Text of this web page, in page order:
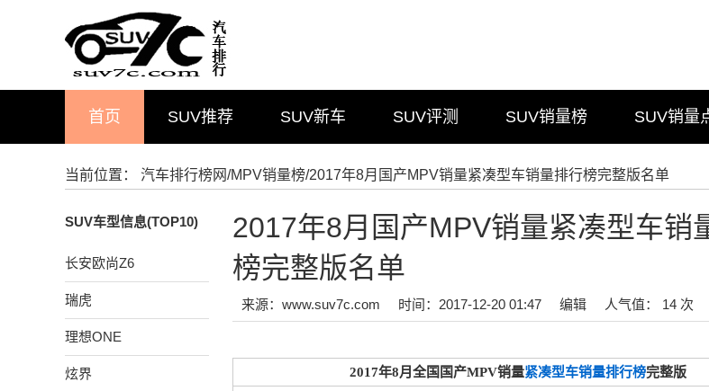
首页 SUV推荐 SUV新车 SUV评测 SUV销量榜 SUV销量
当前位置： 汽车排行榜网/MPV销量榜/2017年8月国产MPV销量紧凑型车销量排行榜完整版名单
SUV车型信息(TOP10)
长安欧尚Z6
瑞虎
理想ONE
炫界
2017年8月国产MPV销量紧凑型车销
榜完整版名单
来源：www.suv7c.com 时间：2017-12-20 01:47 编辑 人气值： 14 次
2017年8月全国国产MPV销量紧凑型车销量排行榜完整版